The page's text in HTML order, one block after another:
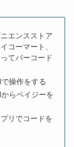
エンスストア
コーマート、
てバーコード
操作をする
らペイジーを
リでコードを